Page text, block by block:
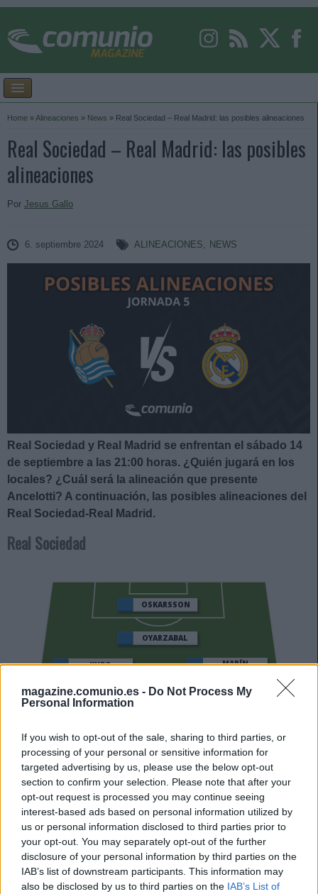
magazine.comunio.es - Do Not Process My
Personal Information
If you wish to opt-out of the sale, sharing to third parties, or
processing of your personal or sensitive information for
targeted advertising by us, please use the below opt-out
section to confirm your selection. Please note that after your
opt-out request is processed you may continue seeing
interest-based ads based on personal information utilized by
us or personal information disclosed to third parties prior to
your opt-out. You may separately opt-out of the further
disclosure of your personal information by third parties on the
IAB’s list of downstream participants. This information may
also be disclosed by us to third parties on the IAB’s List of
Home »Alineaciones » News » Real Sociedad – Real Madrid: las posibles alineaciones
Real Sociedad – Real Madrid: las posibles
alineaciones
Por Jesus Gallo
6. septiembre 2024 ALINEACIONES, NEWS
Real Sociedad y Real Madrid se enfrentan el sábado 14
de septiembre a las 21:00 horas. ¿Quién jugará en los
locales? ¿Cuál será la alineación que presente
Ancelotti? A continuación, las posibles alineaciones del
Real Sociedad-Real Madrid.
Real Sociedad
REMIRO
ARAMBURU
SERGIO GOMEZ
ZUBELDIA
CARLOS SOLER
KUBO MARÍN
OYARZABAL
OSKARSSON